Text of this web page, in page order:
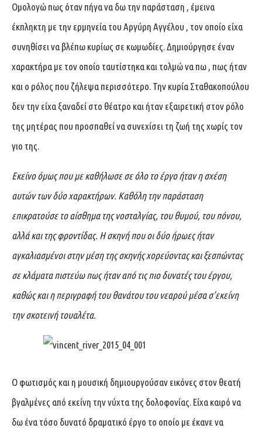
Oμολογώ πως όταν πήγα να δω την παράσταση , έμεινα
έκπληκτη με την ερμηνεία του Αργύρη Αγγέλου , τον οποίο είχα
συνηθίσει να βλέπω κυρίως σε κωμωδίες. Δημιούργησε έναν
χαρακτήρα με τον οποίο ταυτίστηκα και τολμώ να πω , πως ήταν
και ο ρόλος που ζήλεψα περισσότερο. Την κυρία Σταθακοπούλου
δεν την είχα ξαναδεί στο θέατρο και ήταν εξαιρετική στον ρόλο
της μητέρας που προσπαθεί να συνεχίσει τη ζωή της χωρίς τον
γιο της.
Εκείνο όμως που με καθήλωσε σε όλο το έργο ήταν η σχέση
αυτών των δύο χαρακτήρων. Καθόλη την παράσταση
επικρατούσε το αίσθημα της νοσταλγίας, του θυμού, του πόνου,
αλλά και της φροντίδας. Η σκηνή που οι δύο ήρωες ήταν
αγκαλιασμένοι στην μέση της σκηνής χορεύοντας και ξεσπώντας
σε κλάματα πιστεύω πως ήταν από τις πιο δυνατές του έργου,
καθώς και η περιγραφή του θανάτου του νεαρού μέσα σ’εκείνη
την σκοτεινή τουαλέτα.
Ο φωτισμός και η μουσική δημιουργούσαν εικόνες στον θεατή
βγαλμένες από εκείνη την νύχτα της δολοφονίας. Είχα καιρό να
δω ένα τόσο δυνατό δραματικό έργο το οποίο με έκανε να